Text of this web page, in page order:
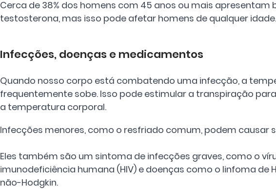
Cerca de 38% dos homens com 45 anos ou mais apresentam
testosterona, mas isso pode afetar homens de qualquer idade.
Infecções, doenças e medicamentos
Quando nosso corpo está combatendo uma infecção, a
frequentemente sobe. Isso pode estimular a transpiração
a temperatura corporal.
Infecções menores, como o resfriado comum, podem causar
Eles também são um sintoma de infecções graves, como o
imunodeficiência humana (HIV) e doenças como o linfoma de
não-Hodgkin.